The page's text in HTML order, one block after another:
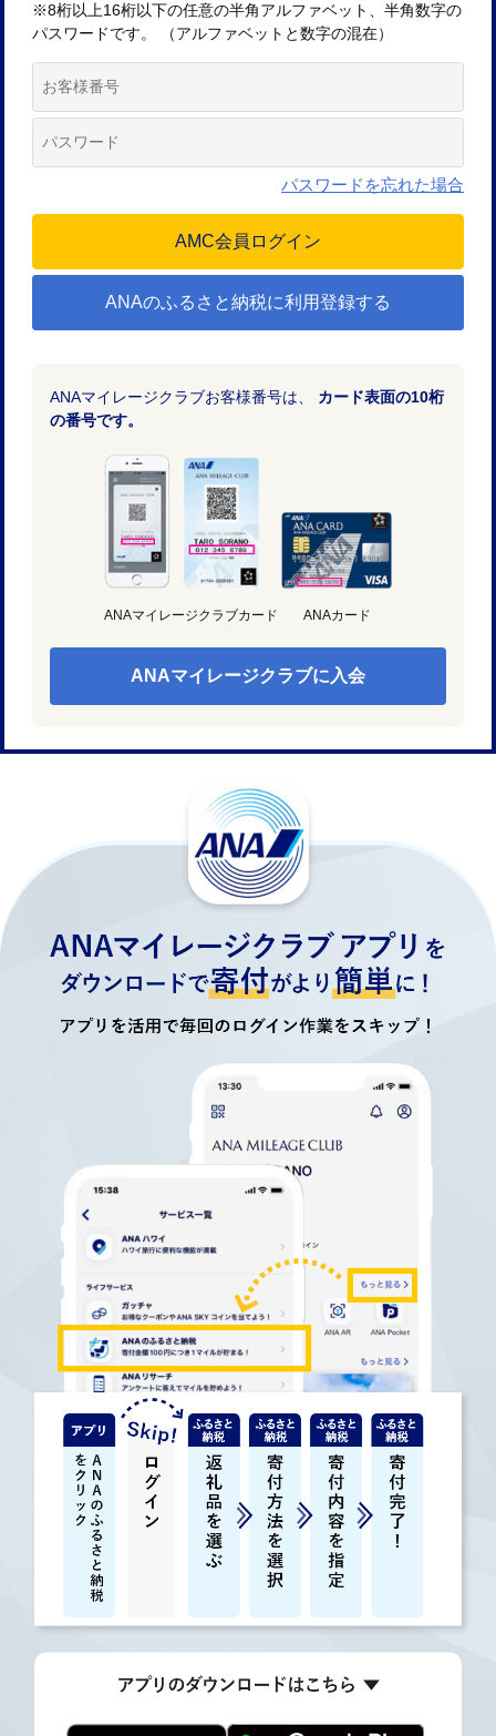
※8桁以上16桁以下の任意の半角アルファベット、半角数字の
パスワードです。 （アルファベットと数字の混在）
パスワードを忘れた場合
ANAのふるさと納税に利用登録する
ANAマイレージクラブお客様番号は、 カード表面の10桁
の番号です。
ANAマイレージクラブカード ANAカード
ANAマイレージクラブに入会